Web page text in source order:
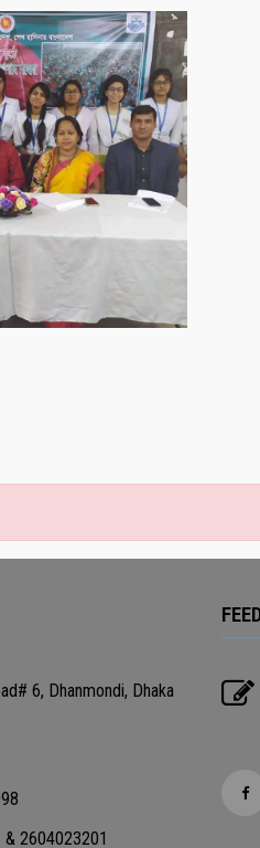
স্মৃতি
স্মৃতি
6, Dhanmondi, Dhaka
& 2604023201